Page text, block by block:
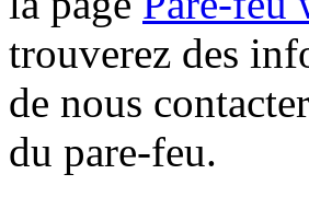
trouverez des
de nous
du pare-feu.